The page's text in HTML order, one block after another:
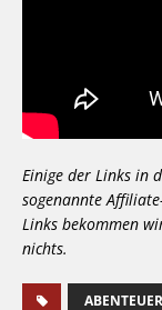
Einige der Links in
sogenannte
Links bekommen
nichts.
ABENTEUER